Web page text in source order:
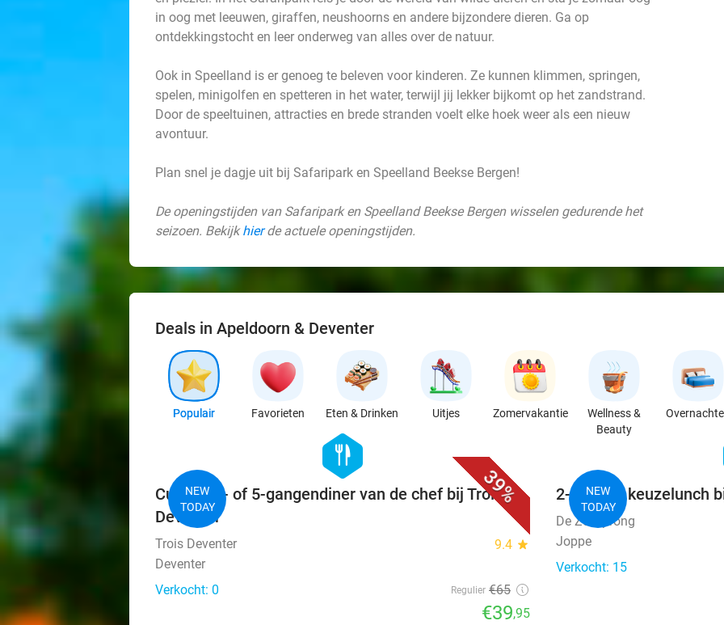
in oog met leeuwen, giraffen, neushoorns en andere bijzondere dieren. Ga op
ontdekkingstocht en leer onderweg van alles over de natuur.
Ook in Speelland is er genoeg te beleven voor kinderen. Ze kunnen klimmen, springen,
spelen, minigolfen en spetteren in het water, terwijl jij lekker bijkomt op het zandstrand.
Door de speeltuinen, attracties en brede stranden voelt elke hoek weer als een nieuw
avontuur.
Plan snel je dagje uit bij Safaripark en Speelland Beekse Bergen!
De openingstijden van Safaripark en Speelland Beekse Bergen wisselen gedurende het
seizoen. Bekijkhierde actuele openingstijden.
Deals in Apeldoorn & Deventer
Populair Favorieten Eten & Drinken Uitjes Zomervakantie
Wellness &
Beauty
39%
NEW
TODAY
hexagon
food
Culinair 4- of 5-gangendiner van de chef bij Trois
Deventer
Trois Deventer 9.4 star
Deventer
Verkocht: 0
Regulier €65
€39,95
NEW
TODAY
2-gangen keuzelunch
De Zessprong
Joppe
Verkocht: 15